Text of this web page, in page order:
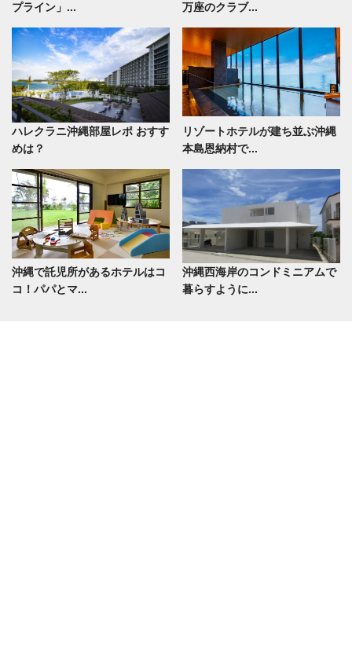
プライン」...
万座のクラブ...
ハレクラニ沖縄部屋レポ おすす
めは？
リゾートホテルが建ち並ぶ沖縄
本島恩納村で...
沖縄で託児所があるホテルはコ
コ！パパとマ...
沖縄西海岸のコンドミニアムで
暮らすように...